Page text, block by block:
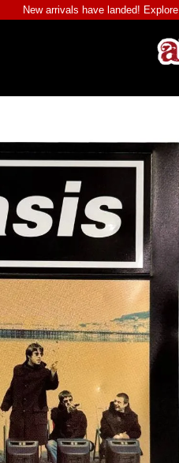
New arrivals have landed! Explore